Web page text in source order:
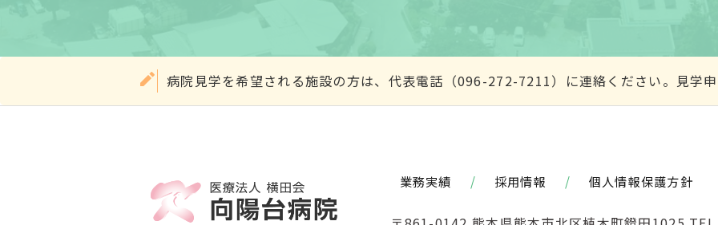
病院見学を希望される施設の方は、代表電話（096-272-7211）に連絡ください。見学
業務実績 / 採用情報 / 個人情報保護方針